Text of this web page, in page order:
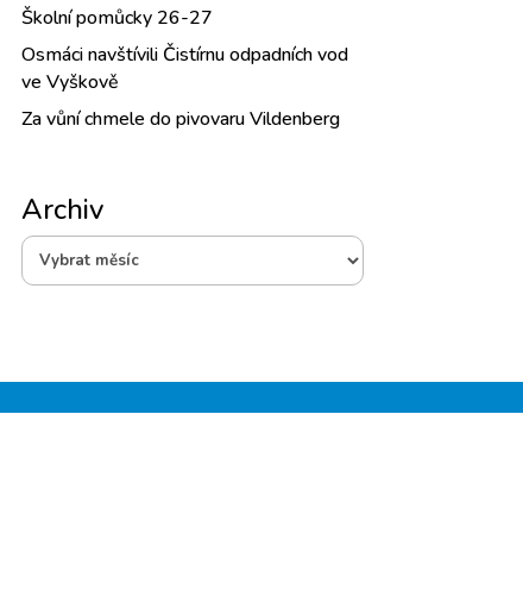
Školní pomůcky 26-27
Osmáci navštívili Čistírnu odpadních vod
ve Vyškově
Za vůní chmele do pivovaru Vildenberg
ArchivArchiv